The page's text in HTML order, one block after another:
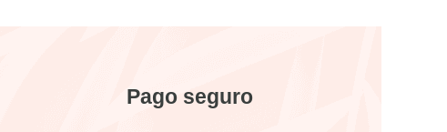
Pago seguro